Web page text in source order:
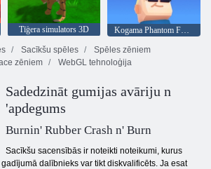
Tīģera simulators 3D
Kogama Phantom Force
Sacīkšu spēles
Spēles zēniem
zēniem WebGL tehnoloģija
Sadedzināt gumijas avāriju n
'apdegums
Burnin' Rubber Crash n' Burn
Sacīkšu sacensībās ir noteikti noteikumi, kurus
dalībnieks var tikt diskvalificēts. Ja esat